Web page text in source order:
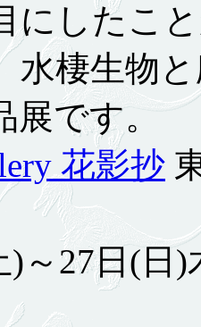
にしたこ
棲生物と
です。
花影抄
～27日(日